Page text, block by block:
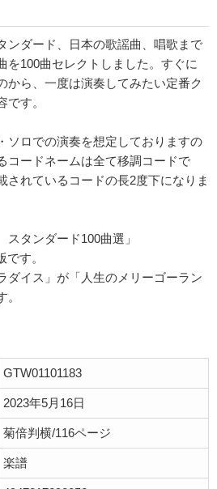
ンダード、日本の歌謡曲、唱歌まで
を100曲セレクトしました。すぐに
から、一度は演奏してみたい定番ク
す。
ソロでの演奏を想定しておりますの
コードネームは全て移調コードで
されているコードの長2度下になりま
タンダード100曲選」
す。
イス」が「人生のメリーゴーラン
GTW01101183
2023年5月16日
菊倍判横/116ページ
楽譜